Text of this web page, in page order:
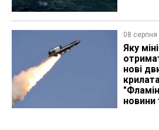
08 серпня
Яку
нові